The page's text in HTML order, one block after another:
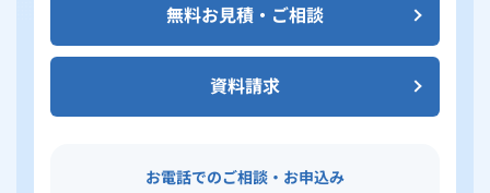
無料お見積・ご相談
資料請求
お電話でのご相談・お申込み